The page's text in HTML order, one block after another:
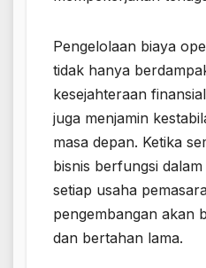
Pengelolaan biaya
tidak hanya
kesejahteraan
juga menjamin
masa depan. Ketika
bisnis berfungsi
setiap usaha
pengembangan akan
dan bertahan lama.